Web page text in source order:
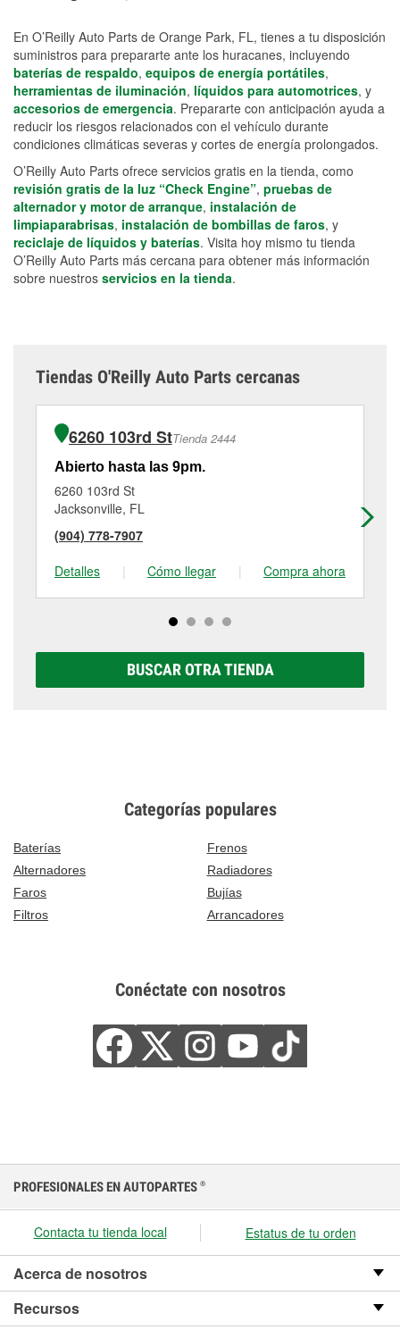
En O’Reilly Auto Parts de Orange Park, FL, tienes a tu disposición
suministros para prepararte ante los huracanes, incluyendo
baterías de respaldo, equipos de energía portátiles,
herramientas de iluminación, líquidos para automotrices, y
accesorios de emergencia. Prepararte con anticipación ayuda a
reducir los riesgos relacionados con el vehículo durante
condiciones climáticas severas y cortes de energía prolongados.
O’Reilly Auto Parts ofrece servicios gratis en la tienda, como
revisión gratis de la luz “Check Engine”, pruebas de
alternador y motor de arranque, instalación de
limpiaparabrisas, instalación de bombillas de faros, y
reciclaje de líquidos y baterías. Visita hoy mismo tu tienda
O’Reilly Auto Parts más cercana para obtener más información
sobre nuestros servicios en la tienda.
Tiendas O'Reilly Auto Parts cercanas
6260 103rd StTienda 2444
Abierto hasta las 9pm.
6260 103rd St
Jacksonville, FL
(904) 778-7907
Detalles
| Cómo llegar | Compra ahora
BUSCAR OTRA TIENDA
Categorías populares
Baterías
Frenos
Alternadores
Radiadores
Faros
Bujías
Filtros
Arrancadores
Conéctate con nosotros
PROFESIONALES EN AUTOPARTES ®
Contacta tu tienda local Estatus de tu orden
Acerca de nosotros
Recursos